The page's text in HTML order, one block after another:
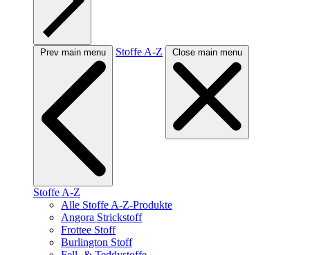
Prev main menu Stoffe A-Z Close main menu
Stoffe A-Z
Alle Stoffe A-Z-Produkte
Angora Strickstoff
Frottee Stoff
Burlington Stoff